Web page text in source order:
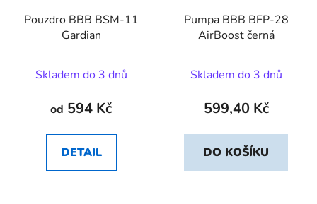
Pouzdro BBB BSM-11
Gardian
Skladem do 3 dnů
od 594 Kč
DETAIL
Pumpa BBB BFP-28
AirBoost černá
Skladem do 3 dnů
599,40 Kč
DO KOŠÍKU